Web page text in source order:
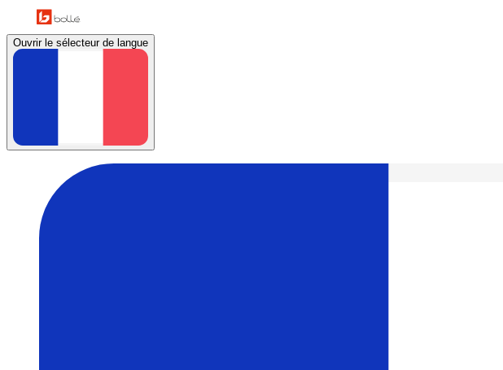
Ouvrir le sélecteur de langue